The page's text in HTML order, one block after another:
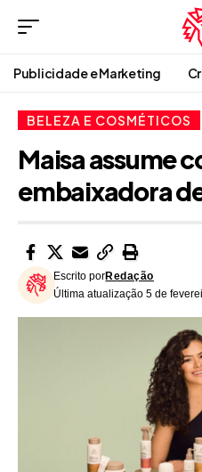
Publicidade e Marketing
BELEZA E COSMÉTICOS
Maisa assume
embaixadora
Última atualização 5 de
Escrito porRedação